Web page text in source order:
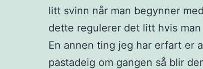
litt svinn når man begynner
dette regulerer det litt hvis
En annen ting jeg har erfart er
pastadeig om gangen så blir